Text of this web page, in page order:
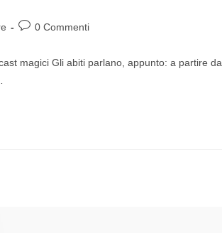
0 Commenti
magici Gli abiti parlano, appunto: a partire da